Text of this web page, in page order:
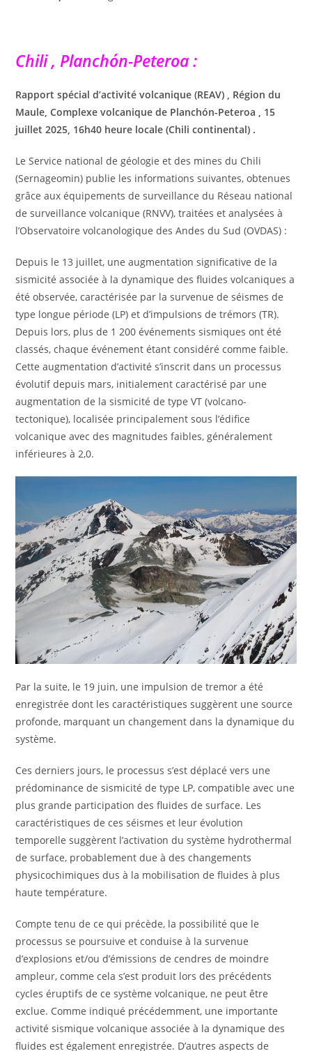
Chili , Planchón-Peteroa :
Rapport spécial d’activité volcanique (REAV) , Région du
Maule, Complexe volcanique de Planchón-Peteroa , 15
juillet 2025, 16h40 heure locale (Chili continental) .
Le Service national de géologie et des mines du Chili
(Sernageomin) publie les informations suivantes, obtenues
grâce aux équipements de surveillance du Réseau national
de surveillance volcanique (RNVV), traitées et analysées à
l’Observatoire volcanologique des Andes du Sud (OVDAS) :
Depuis le 13 juillet, une augmentation significative de la
sismicité associée à la dynamique des fluides volcaniques a
été observée, caractérisée par la survenue de séismes de
type longue période (LP) et d’impulsions de trémors (TR).
Depuis lors, plus de 1 200 événements sismiques ont été
classés, chaque événement étant considéré comme faible.
Cette augmentation d’activité s’inscrit dans un processus
évolutif depuis mars, initialement caractérisé par une
augmentation de la sismicité de type VT (volcano-
tectonique), localisée principalement sous l’édifice
volcanique avec des magnitudes faibles, généralement
inférieures à 2,0.
Par la suite, le 19 juin, une impulsion de tremor a été
enregistrée dont les caractéristiques suggèrent une source
profonde, marquant un changement dans la dynamique du
système.
Ces derniers jours, le processus s’est déplacé vers une
prédominance de sismicité de type LP, compatible avec une
plus grande participation des fluides de surface. Les
caractéristiques de ces séismes et leur évolution
temporelle suggèrent l’activation du système hydrothermal
de surface, probablement due à des changements
physicochimiques dus à la mobilisation de fluides à plus
haute température.
Compte tenu de ce qui précède, la possibilité que le
processus se poursuive et conduise à la survenue
d’explosions et/ou d’émissions de cendres de moindre
ampleur, comme cela s’est produit lors des précédents
cycles éruptifs de ce système volcanique, ne peut être
exclue. Comme indiqué précédemment, une importante
activité sismique volcanique associée à la dynamique des
fluides est également enregistrée. D’autres aspects de